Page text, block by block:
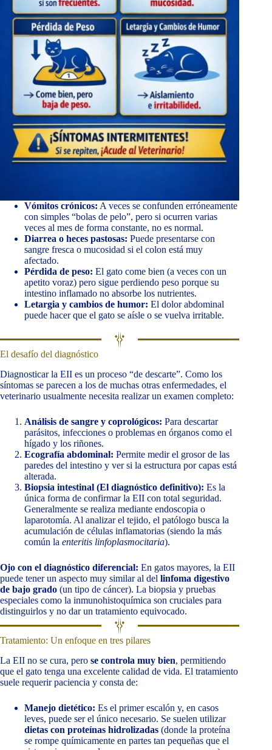
Vómitos crónicos: A veces se confunden erróneamente
con simples “bolas de pelo”, pero si ocurren varias
veces al mes de forma constante, no es normal.
Diarrea o heces pastosas: Puede presentarse con
sangre fresca o mucosidad si el colon está muy
afectado.
Pérdida de peso: El gato come bien (a veces con un
apetito voraz) pero sigue perdiendo peso porque su
intestino inflamado no absorbe los nutrientes.
Letargia y cambios de humor: El dolor abdominal
puede hacer que el gato se aísle o se vuelva irritable.
El desafío del diagnóstico
Diagnosticar la EII es un proceso “de descarte”. Como los
síntomas se parecen a los de muchas otras enfermedades, el
veterinario usualmente necesita realizar un examen completo:
Análisis de sangre y coprológicos: Para descartar
parásitos, infecciones o problemas en órganos como el
hígado y los riñones.
Ecografía abdominal: Permite medir el grosor de las
paredes del intestino y ver si la estructura por capas está
alterada.
Biopsia intestinal (El diagnóstico definitivo): Es la
única forma de confirmar la EII con total seguridad.
Generalmente se realiza mediante endoscopia o
laparotomía. Al analizar el tejido, el patólogo busca la
acumulación de células inflamatorias (siendo la más
común la enteritis linfoplasmocitaria).
Ojo con el diagnóstico diferencial: En gatos mayores, la EII
puede tener un aspecto muy similar al del linfoma digestivo
de bajo grado (un tipo de cáncer). La biopsia y pruebas
especiales como la inmunohistoquímica son cruciales para
distinguirlos y no dar un tratamiento equivocado.
Tratamiento: Un enfoque en tres pilares
La EII no se cura, pero se controla muy bien, permitiendo
que el gato tenga una excelente calidad de vida. El tratamiento
suele requerir paciencia y consta de:
Manejo dietético: Es el primer escalón y, en casos
leves, puede ser el único necesario. Se suelen utilizar
dietas con proteínas hidrolizadas (donde la proteína
se rompe químicamente en partes tan pequeñas que el